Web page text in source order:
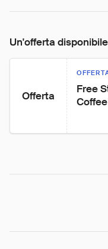
Un'offerta disponibile
Offerta
Free